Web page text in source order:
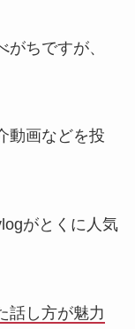
ちですが、
動画などを投
がとくに人気
話し方が魅力